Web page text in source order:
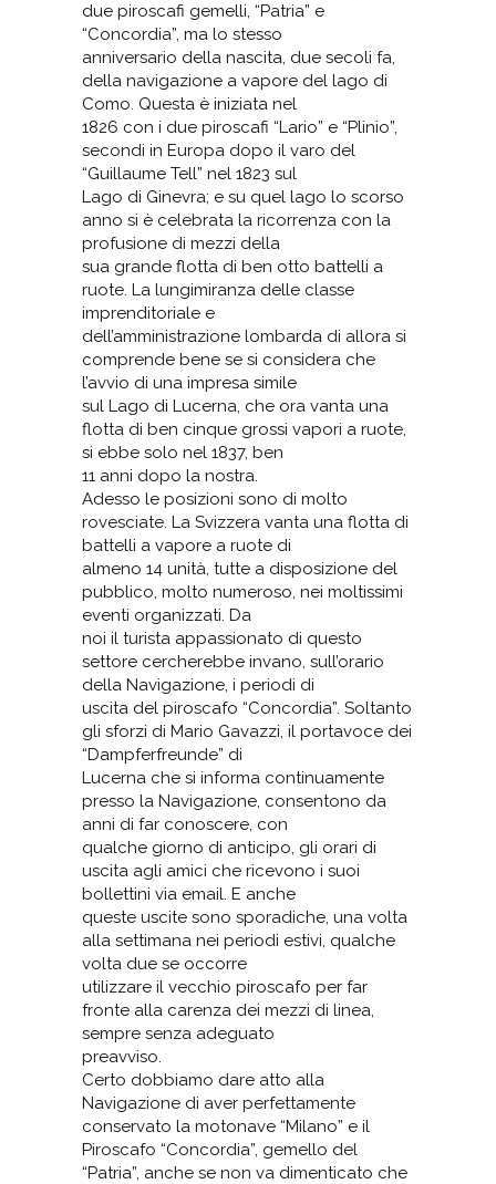
due piroscafi gemelli, “Patria” e
“Concordia”, ma lo stesso
anniversario della nascita, due secoli fa,
della navigazione a vapore del lago di
Como. Questa è iniziata nel
1826 con i due piroscafi “Lario” e “Plinio”,
secondi in Europa dopo il varo del
“Guillaume Tell” nel 1823 sul
Lago di Ginevra; e su quel lago lo scorso
anno si è celebrata la ricorrenza con la
profusione di mezzi della
sua grande flotta di ben otto battelli a
ruote. La lungimiranza delle classe
imprenditoriale e
dell’amministrazione lombarda di allora si
comprende bene se si considera che
l’avvio di una impresa simile
sul Lago di Lucerna, che ora vanta una
flotta di ben cinque grossi vapori a ruote,
si ebbe solo nel 1837, ben
11 anni dopo la nostra.
Adesso le posizioni sono di molto
rovesciate. La Svizzera vanta una flotta di
battelli a vapore a ruote di
almeno 14 unità, tutte a disposizione del
pubblico, molto numeroso, nei moltissimi
eventi organizzati. Da
noi il turista appassionato di questo
settore cercherebbe invano, sull’orario
della Navigazione, i periodi di
uscita del piroscafo “Concordia”. Soltanto
gli sforzi di Mario Gavazzi, il portavoce dei
“Dampferfreunde” di
Lucerna che si informa continuamente
presso la Navigazione, consentono da
anni di far conoscere, con
qualche giorno di anticipo, gli orari di
uscita agli amici che ricevono i suoi
bollettini via email. E anche
queste uscite sono sporadiche, una volta
alla settimana nei periodi estivi, qualche
volta due se occorre
utilizzare il vecchio piroscafo per far
fronte alla carenza dei mezzi di linea,
sempre senza adeguato
preavviso.
Certo dobbiamo dare atto alla
Navigazione di aver perfettamente
conservato la motonave “Milano” e il
Piroscafo “Concordia”, gemello del
“Patria”, anche se non va dimenticato che